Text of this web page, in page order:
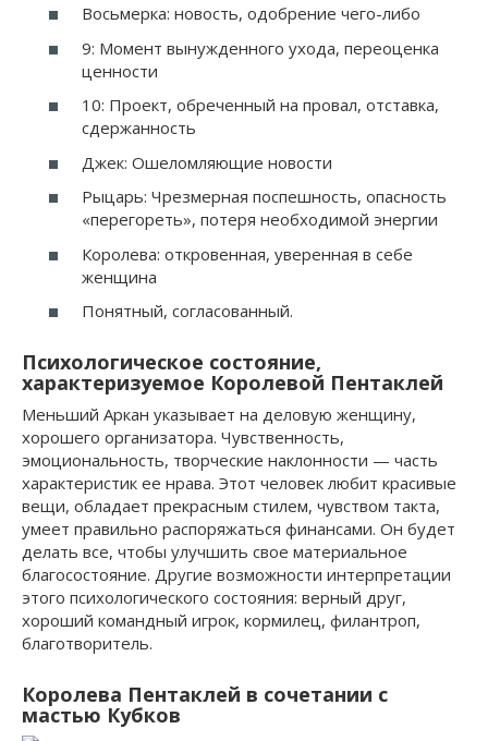
Восьмерка: новость, одобрение чего-либо
9: Момент вынужденного ухода, переоценка
ценности
10: Проект, обреченный на провал, отставка,
сдержанность
Джек: Ошеломляющие новости
Рыцарь: Чрезмерная поспешность, опасность
«перегореть», потеря необходимой энергии
Королева: откровенная, уверенная в себе
женщина
Понятный, согласованный.
Психологическое состояние,
характеризуемое Королевой Пентаклей
Меньший Аркан указывает на деловую женщину,
хорошего организатора. Чувственность,
эмоциональность, творческие наклонности — часть
характеристик ее нрава. Этот человек любит красивые
вещи, обладает прекрасным стилем, чувством такта,
умеет правильно распоряжаться финансами. Он будет
делать все, чтобы улучшить свое материальное
благосостояние. Другие возможности интерпретации
этого психологического состояния: верный друг,
хороший командный игрок, кормилец, филантроп,
благотворитель.
Королева Пентаклей в сочетании с
мастью Кубков